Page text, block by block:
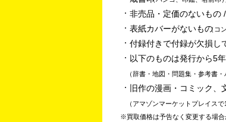
非売品・定価のないもの
表紙カバーがないもの コ
付録付きで付録が欠損し
以下のものは発行から5
辞書・地図・問題集・参考書
旧作の漫画・コミック、
アマゾンマーケットプレイス
買取価格は予告なく変更する場